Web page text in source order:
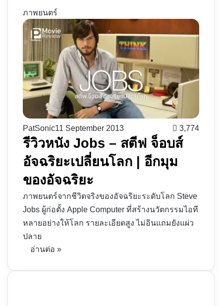
ภาพยนตร์
PatSonic11 September 2013 3,774
รีวิวหนัง Jobs – สตีฟ จ็อบส์
อัจฉริยะเปลี่ยนโลก | อีกมุม
ของอัจฉริยะ
ภาพยนตร์จากชีวิตจริงของอัจฉริยะระดับโลก Steve
Jobs ผู้ก่อตั้ง Apple Computer ที่สร้างนวัตกรรมไอที
หลายอย่างให้โลก รายละเอียดสูง ไม่อินแถมยังแผ่ว
ปลาย
อ่านต่อ »